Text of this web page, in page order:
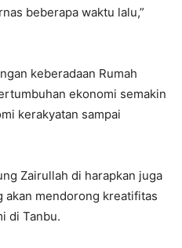
beberapa waktu lalu,”
keberadaan Rumah
ekonomi semakin
kerakyatan sampai
Zairullah di harapkan juga
akan mendorong kreatifitas
di Tanbu.